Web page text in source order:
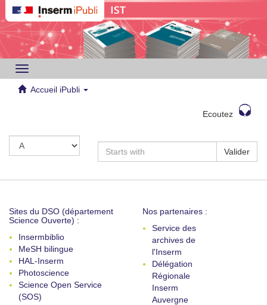
Toggle
navigation
Accueil iPubli
Ecoutez
Valider
Sites du DSO (département
Science Ouverte) :
Insermbiblio
MeSH bilingue
HAL-Inserm
Photoscience
Science Open Service
(SOS)
Nos partenaires :
Service des
archives de
l'Inserm
Délégation
Régionale
Inserm
Auvergne